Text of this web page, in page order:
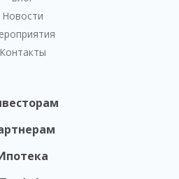
Новости
Контакты